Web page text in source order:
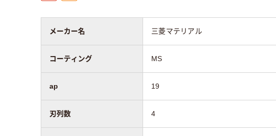
メーカー名 三菱マテリアル
コーティング MS
ap 19
刃列数 4